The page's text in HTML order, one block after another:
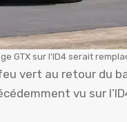
GTX sur l’ID4 serait
vert au retour du
vu sur